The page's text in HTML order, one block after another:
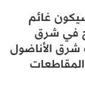
غائم
في شرق
الأناضول